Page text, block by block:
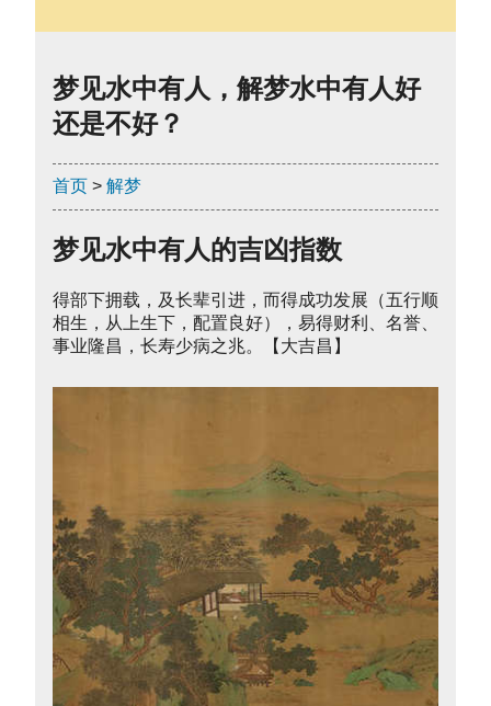
梦见水中有人，解梦水中有人好
还是不好？
首页 > 解梦
梦见水中有人的吉凶指数
得部下拥载，及长辈引进，而得成功发展（五行顺
相生，从上生下，配置良好），易得财利、名誉、
事业隆昌，长寿少病之兆。【大吉昌】